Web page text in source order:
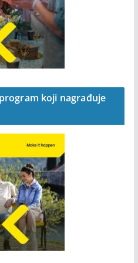
koji nagrađuje